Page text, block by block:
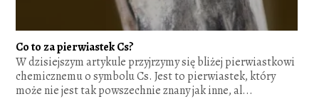
Co to za pierwiastek Cs?
W dzisiejszym artykule przyjrzymy się bliżej pierwiastkowi
chemicznemu o symbolu Cs. Jest to pierwiastek, który
może nie jest tak powszechnie znany jak inne, al...